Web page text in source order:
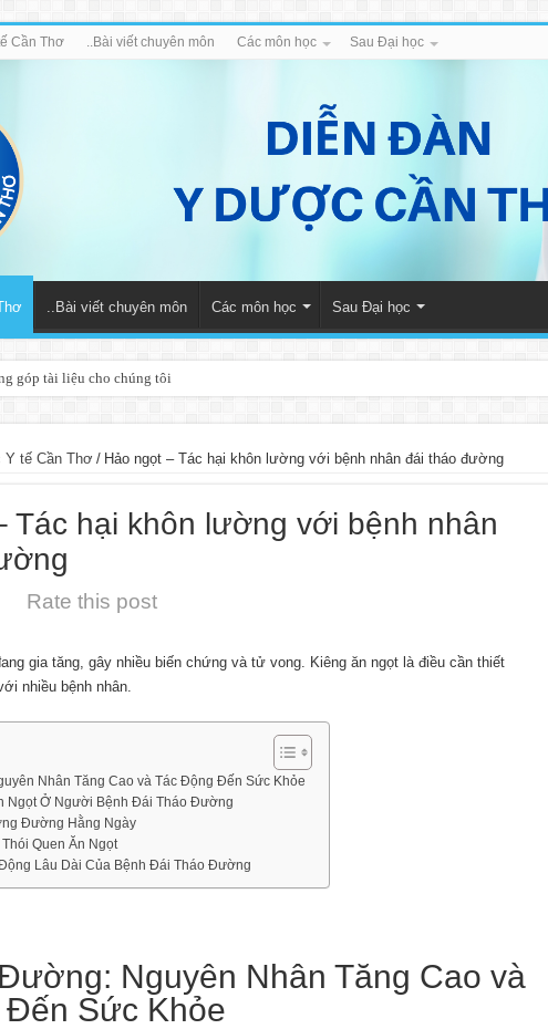
Cần Thơ ..Bài viết chuyên môn Các môn học Sau Đại học
..Bài viết chuyên môn Các môn học Sau Đại học
góp tài liệu cho chúng tôi
Y tế Cần Thơ / Hảo ngọt – Tác hại khôn lường với bệnh nhân đái tháo đường
Tác hại khôn lường với bệnh nhân
Rate this post
gia tăng, gây nhiều biến chứng và tử vong. Kiêng ăn ngọt là điều cần thiết
nhiều bệnh nhân.
Nhân Tăng Cao và Tác Động Đến Sức Khỏe
Ngọt Ở Người Bệnh Đái Tháo Đường
Đường Hằng Ngày
Quen Ăn Ngọt
Lâu Dài Của Bệnh Đái Tháo Đường
Nguyên Nhân Tăng Cao và
Sức Khỏe